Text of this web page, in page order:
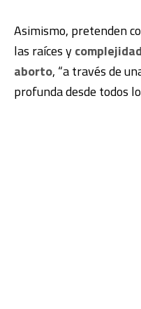
Asimismo, pretenden
las raíces y
aborto, “a través de
profunda desde todos